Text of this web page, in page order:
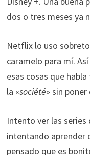
dos o tres meses ya
Netflix lo uso
caramelo para mí.
esas cosas que
la «société» sin
Intento ver las
intentando aprender
pensado que es